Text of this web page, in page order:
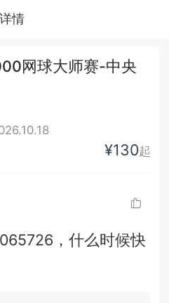
详情
网球大师赛-中央
¥130起
，什么时候快